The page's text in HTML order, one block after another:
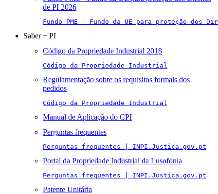
de PI 2026
Fundo PME - Fundo da UE para proteção
Saber + PI
Código da Propriedade Industrial 2018
Código da Propriedade Industrial
Regulamentação sobre os requisitos formais dos
pedidos
Código da Propriedade Industrial
Manual de Aplicação do CPI
Perguntas frequentes
Perguntas frequentes | INPI.Justica.gov.pt
Portal da Propriedade Industrial da Lusofonia
Perguntas frequentes | INPI.Justica.gov.pt
Patente Unitária